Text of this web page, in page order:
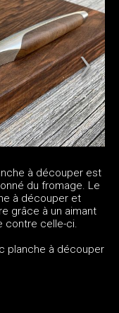
à découper est
du fromage. Le
à découper et
grâce à un aimant
contre celle-ci.
planche à découper